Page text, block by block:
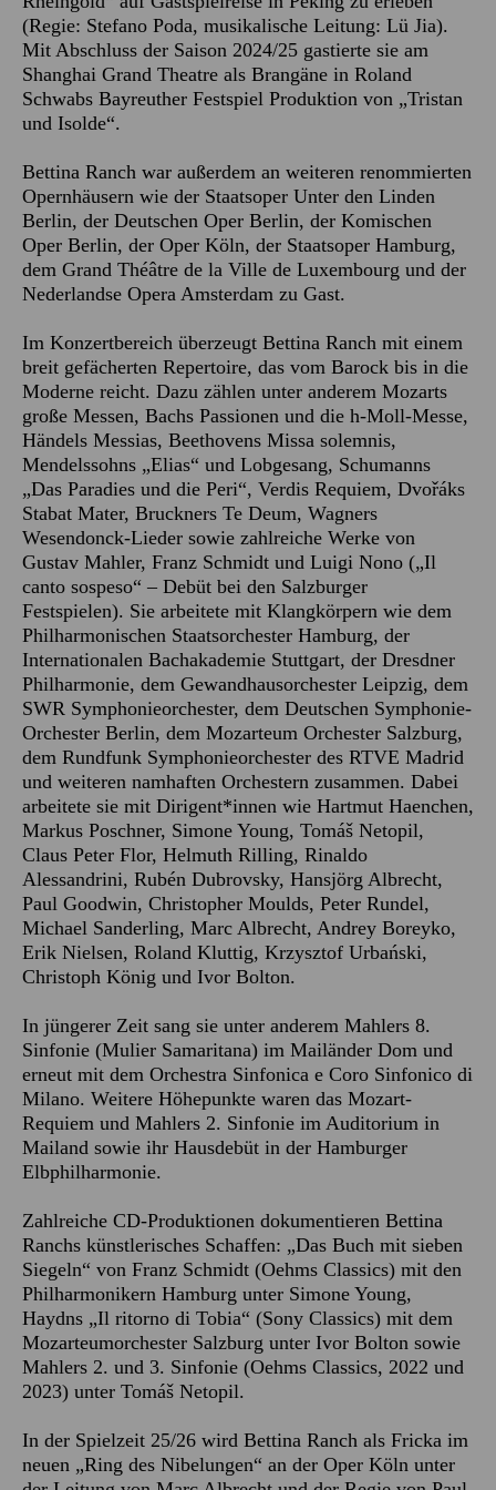
(Regie: Stefano Poda, musikalische Leitung: Lü Jia).
Mit Abschluss der Saison 2024/25 gastierte sie am
Shanghai Grand Theatre als Brangäne in Roland
Schwabs Bayreuther Festspiel Produktion von „Tristan
und Isolde“.
Bettina Ranch war außerdem an weiteren renommierten
Opernhäusern wie der Staatsoper Unter den Linden
Berlin, der Deutschen Oper Berlin, der Komischen
Oper Berlin, der Oper Köln, der Staatsoper Hamburg,
dem Grand Théâtre de la Ville de Luxembourg und der
Nederlandse Opera Amsterdam zu Gast.
Im Konzertbereich überzeugt Bettina Ranch mit einem
breit gefächerten Repertoire, das vom Barock bis in die
Moderne reicht. Dazu zählen unter anderem Mozarts
große Messen, Bachs Passionen und die h-Moll-Messe,
Händels Messias, Beethovens Missa solemnis,
Mendelssohns „Elias“ und Lobgesang, Schumanns
„Das Paradies und die Peri“, Verdis Requiem, Dvořáks
Stabat Mater, Bruckners Te Deum, Wagners
Wesendonck-Lieder sowie zahlreiche Werke von
Gustav Mahler, Franz Schmidt und Luigi Nono („Il
canto sospeso“ – Debüt bei den Salzburger
Festspielen). Sie arbeitete mit Klangkörpern wie dem
Philharmonischen Staatsorchester Hamburg, der
Internationalen Bachakademie Stuttgart, der Dresdner
Philharmonie, dem Gewandhausorchester Leipzig, dem
SWR Symphonieorchester, dem Deutschen Symphonie-
Orchester Berlin, dem Mozarteum Orchester Salzburg,
dem Rundfunk Symphonieorchester des RTVE Madrid
und weiteren namhaften Orchestern zusammen. Dabei
arbeitete sie mit Dirigent*innen wie Hartmut Haenchen,
Markus Poschner, Simone Young, Tomáš Netopil,
Claus Peter Flor, Helmuth Rilling, Rinaldo
Alessandrini, Rubén Dubrovsky, Hansjörg Albrecht,
Paul Goodwin, Christopher Moulds, Peter Rundel,
Michael Sanderling, Marc Albrecht, Andrey Boreyko,
Erik Nielsen, Roland Kluttig, Krzysztof Urbański,
Christoph König und Ivor Bolton.
In jüngerer Zeit sang sie unter anderem Mahlers 8.
Sinfonie (Mulier Samaritana) im Mailänder Dom und
erneut mit dem Orchestra Sinfonica e Coro Sinfonico di
Milano. Weitere Höhepunkte waren das Mozart-
Requiem und Mahlers 2. Sinfonie im Auditorium in
Mailand sowie ihr Hausdebüt in der Hamburger
Elbphilharmonie.
Zahlreiche CD-Produktionen dokumentieren Bettina
Ranchs künstlerisches Schaffen: „Das Buch mit sieben
Siegeln“ von Franz Schmidt (Oehms Classics) mit den
Philharmonikern Hamburg unter Simone Young,
Haydns „Il ritorno di Tobia“ (Sony Classics) mit dem
Mozarteumorchester Salzburg unter Ivor Bolton sowie
Mahlers 2. und 3. Sinfonie (Oehms Classics, 2022 und
2023) unter Tomáš Netopil.
In der Spielzeit 25/26 wird Bettina Ranch als Fricka im
neuen „Ring des Nibelungen“ an der Oper Köln unter